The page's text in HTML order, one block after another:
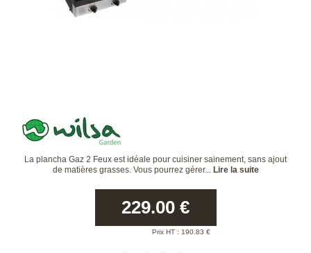
La plancha Gaz 2 Feux est idéale pour cuisiner sainement, sans ajout
de matières grasses. Vous pourrez gérer... Lire la suite
229.00 €
Prix HT : 190.83 €